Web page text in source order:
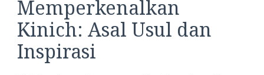
Memperkenalkan
Kinich: Asal Usul dan
Inspirasi